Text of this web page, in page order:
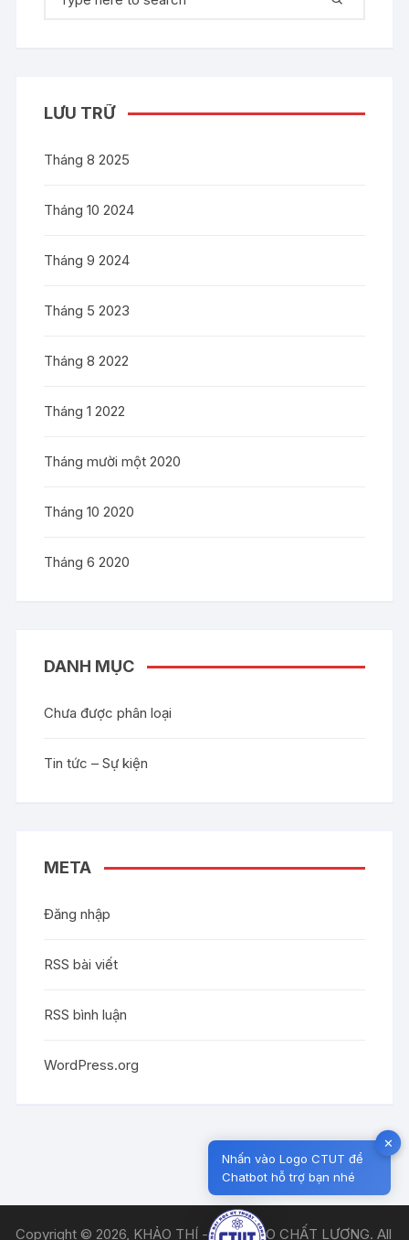
kiếm:
LƯU TRỮ
Tháng 8 2025
Tháng 10 2024
Tháng 9 2024
Tháng 5 2023
Tháng 8 2022
Tháng 1 2022
Tháng mười một 2020
Tháng 10 2020
Tháng 6 2020
DANH MỤC
Chưa được phân loại
Tin tức – Sự kiện
META
Đăng nhập
RSS bài viết
RSS bình luận
WordPress.org
Copyright © 2026, KHẢO THÍ - ĐẢM BẢO CHẤT LƯỢNG. All
✕
Nhấn vào Logo CTUT để
Chatbot hỗ trợ bạn nhé